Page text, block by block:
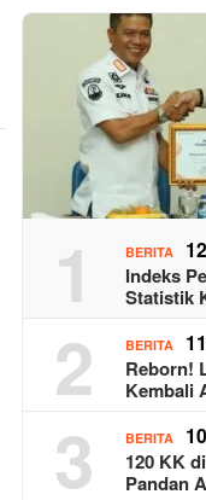
1 BERITA
Indeks
Statistik
2 BERITA
Reborn!
Kembali
3 BERITA
120 KK
Pandan